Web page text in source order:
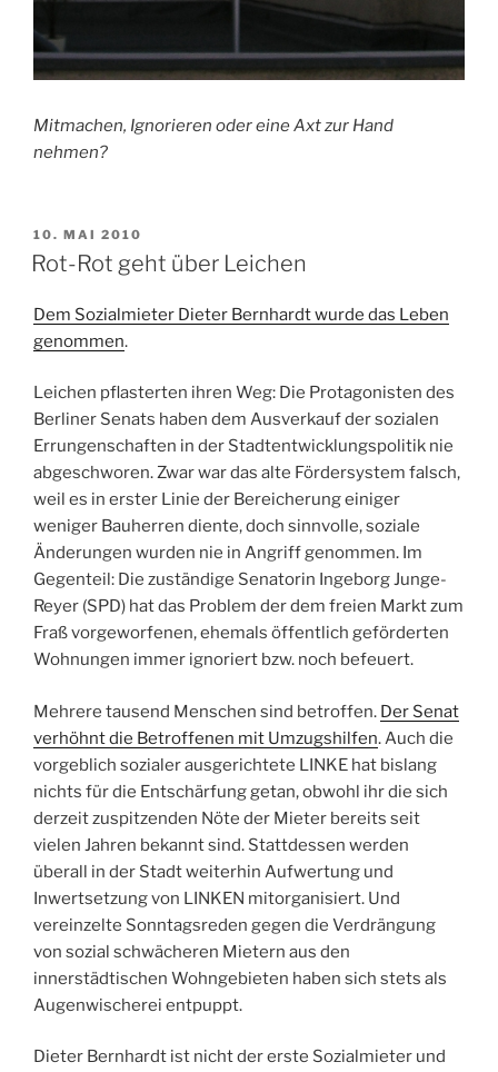
Mitmachen, Ignorieren oder eine Axt zur Hand
nehmen?
VERÖFFENTLICHT
AM
10. MAI 2010
Rot-Rot geht über Leichen
Dem Sozialmieter Dieter Bernhardt wurde das Leben
genommen.
Leichen pflasterten ihren Weg: Die Protagonisten des
Berliner Senats haben dem Ausverkauf der sozialen
Errungenschaften in der Stadtentwicklungspolitik nie
abgeschworen. Zwar war das alte Fördersystem falsch,
weil es in erster Linie der Bereicherung einiger
weniger Bauherren diente, doch sinnvolle, soziale
Änderungen wurden nie in Angriff genommen. Im
Gegenteil: Die zuständige Senatorin Ingeborg Junge-
Reyer (SPD) hat das Problem der dem freien Markt zum
Fraß vorgeworfenen, ehemals öffentlich geförderten
Wohnungen immer ignoriert bzw. noch befeuert.
Mehrere tausend Menschen sind betroffen. Der Senat
verhöhnt die Betroffenen mit Umzugshilfen. Auch die
vorgeblich sozialer ausgerichtete LINKE hat bislang
nichts für die Entschärfung getan, obwohl ihr die sich
derzeit zuspitzenden Nöte der Mieter bereits seit
vielen Jahren bekannt sind. Stattdessen werden
überall in der Stadt weiterhin Aufwertung und
Inwertsetzung von LINKEN mitorganisiert. Und
vereinzelte Sonntagsreden gegen die Verdrängung
von sozial schwächeren Mietern aus den
innerstädtischen Wohngebieten haben sich stets als
Augenwischerei entpuppt.
Dieter Bernhardt ist nicht der erste Sozialmieter und